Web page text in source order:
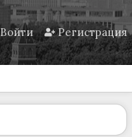
Войти Регистрация